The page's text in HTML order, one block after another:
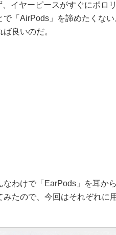
、イヤーピースがすぐにポロ
「AirPods」を諦めたくない
良いのだ。
わけで「EarPods」を耳か
たので、今回はそれぞれに